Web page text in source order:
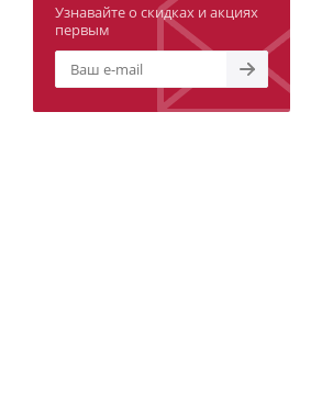
Узнавайте о скидках и акциях
первым